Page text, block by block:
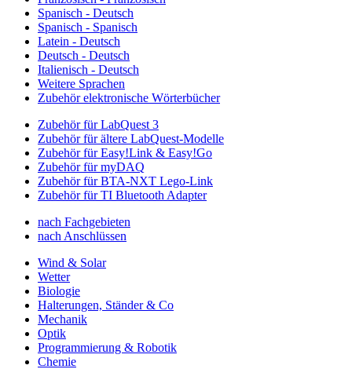
Spanisch - Deutsch
Spanisch - Spanisch
Latein - Deutsch
Deutsch - Deutsch
Italienisch - Deutsch
Weitere Sprachen
Zubehör elektronische Wörterbücher
Zubehör für LabQuest 3
Zubehör für ältere LabQuest-Modelle
Zubehör für Easy!Link & Easy!Go
Zubehör für myDAQ
Zubehör für BTA-NXT Lego-Link
Zubehör für TI Bluetooth Adapter
nach Fachgebieten
nach Anschlüssen
Wind & Solar
Wetter
Biologie
Halterungen, Ständer & Co
Mechanik
Optik
Programmierung & Robotik
Chemie